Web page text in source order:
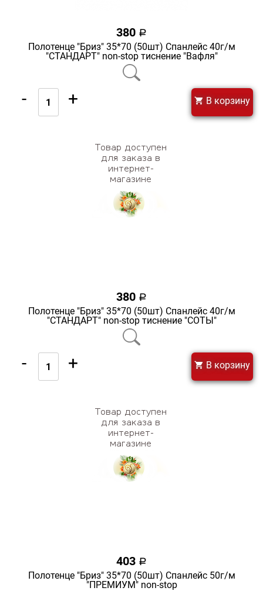
380 a
Полотенце "Бриз" 35*70 (50шт) Спанлейс 40г/м
"СТАНДАРТ" non-stop тиснение "Вафля"
- + В корзину
380 a
Полотенце "Бриз" 35*70 (50шт) Спанлейс 40г/м
"СТАНДАРТ" non-stop тиснение "СОТЫ"
- + В корзину
403 a
Полотенце "Бриз" 35*70 (50шт) Спанлейс 50г/м
"ПРЕМИУМ" non-stop